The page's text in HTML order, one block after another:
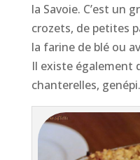
la Savoie. C’est un
crozets, de petites
la farine de blé ou
Il existe également
chanterelles,